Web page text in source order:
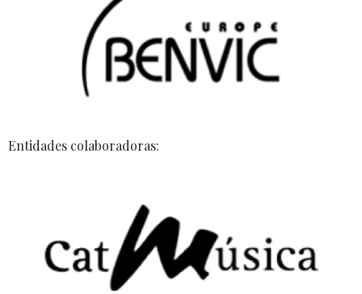
Entidades colaboradoras: